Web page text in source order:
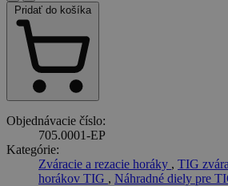
Pridať do košíka
Objednávacie číslo:
705.0001-EP
Kategórie:
Zváracie a rezacie horáky , TIG
horákov TIG , Náhradné diely pre